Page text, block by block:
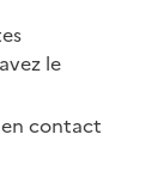
le
contact